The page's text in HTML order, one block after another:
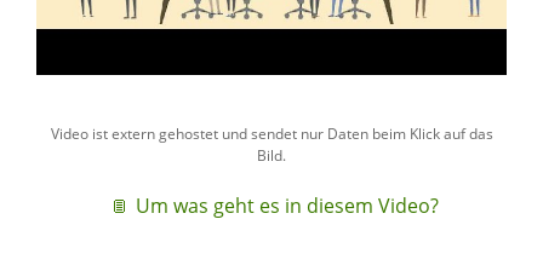
Video ist extern gehostet und sendet nur Daten beim Klick auf das
Bild.
Um was geht es in diesem Video?